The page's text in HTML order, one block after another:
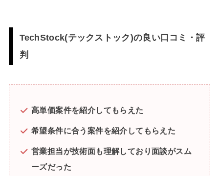
TechStock(テックストック)の良い口コミ・評
判
高単価案件を紹介してもらえた
希望条件に合う案件を紹介してもらえた
営業担当が技術面も理解しており面談がスム
ーズだった